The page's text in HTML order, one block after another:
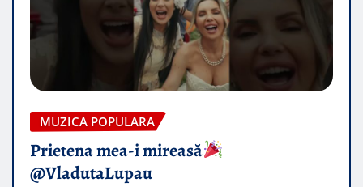
MUZICA POPULARA
Prietena mea-i mireasă​
@VladutaLupau